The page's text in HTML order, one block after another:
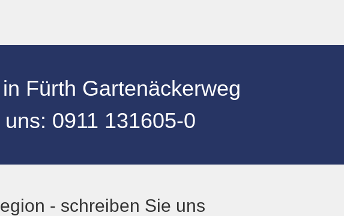
in Fürth Gartenäckerweg
: 0911 131605-0
- schreiben Sie uns